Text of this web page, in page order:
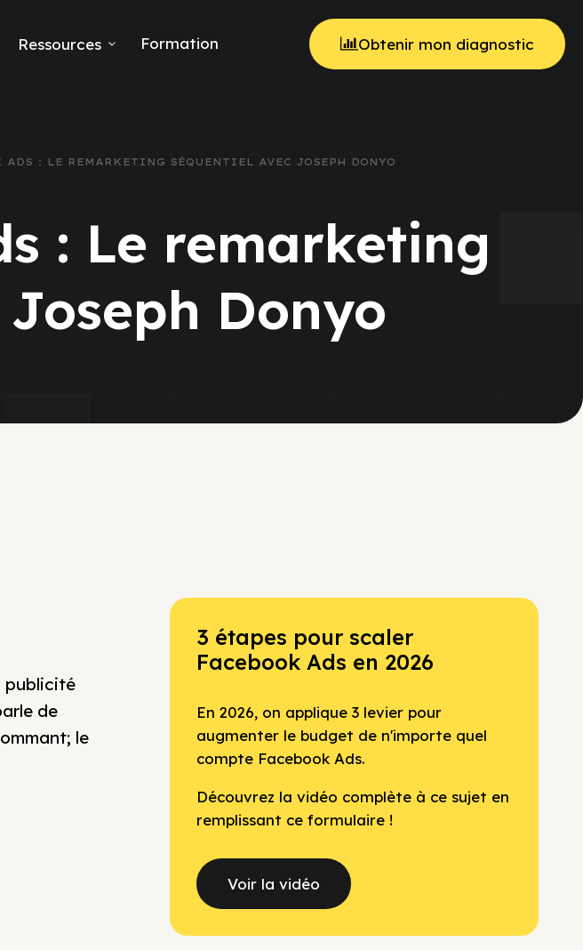
Ressources Formation Obtenir mon diagnostic
ADS : LE REMARKETING SÉQUENTIEL AVEC JOSEPH DONYO
: Le remarketing
Donyo
publicité
de
le
3 étapes pour scaler
Facebook Ads en 2026
En 2026, on applique 3 levier pour
augmenter le budget de n'importe quel
compte Facebook Ads.
Découvrez la vidéo complète à ce sujet en
remplissant ce formulaire !
Voir la vidéo